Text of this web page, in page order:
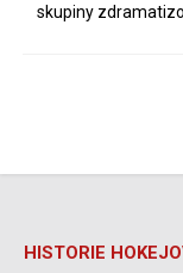
skupiny
HISTORIE